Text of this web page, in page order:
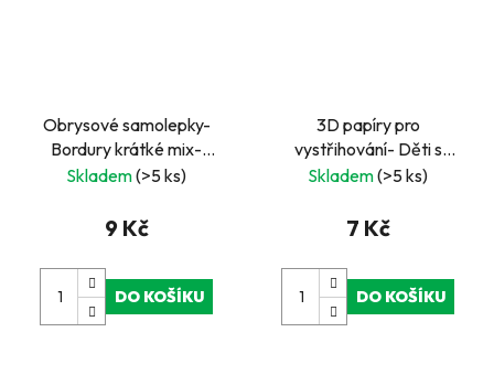
Obrysové samolepky-
Bordury krátké mix-
stříbrné
Skladem(>5 ks)
9 Kč
DO KOŠÍKU
3D papíry pro
vystřihování- Děti s
medvídkem- pyramida
Skladem(>5 ks)
7 Kč
DO KOŠÍKU